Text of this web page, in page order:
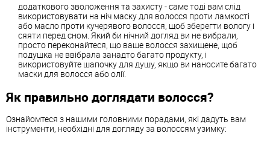
додаткового зволоження та захисту - саме тоді вам слід
використовувати на ніч маску для волосся проти ламкості
або масло проти кучерявого волосся, щоб зберегти вологу і
сяяти перед сном. Який би нічний догляд ви не вибрали,
просто переконайтеся, що ваше волосся захищене, щоб
подушка не ввібрала занадто багато продукту, і
використовуйте шапочку для душу, якщо ви наносите багато
маски для волосся або олії.
Як правильно доглядати волосся?
Ознайомтеся з нашими головними порадами, які дадуть вам
інструменти, необхідні для догляду за волоссям узимку: